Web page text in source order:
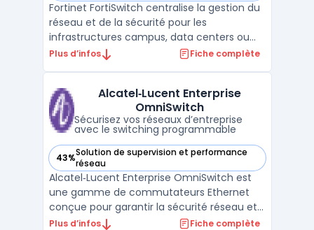
Fortinet FortiSwitch centralise la gestion du
réseau et de la sécurité pour les
infrastructures campus, data centers ou
agences multi-sites. Ce commutateur
métier tout en appliquant une politique de
sécurité sans licence ad ...
Plus d’infos Fiche complète
Alcatel‑Lucent Enterprise
OmniSwitch
Sécurisez vos réseaux d’entreprise
avec le switching programmable
43%Solution de supervision et performance
réseau
— voir Alcatel‑Lucent Enterprise OmniSwitch dans cette
Alcatel‑Lucent Enterprise OmniSwitch est
une gamme de commutateurs Ethernet
conçue pour garantir la sécurité réseau et
la continuité des opérations dans les
Plus d’infos Fiche complète